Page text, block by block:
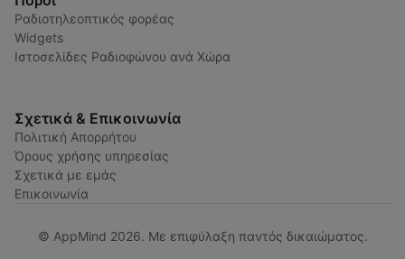
Ραδιοτηλεοπτικός φορέας
Widgets
Ιστοσελίδες Ραδιοφώνου ανά Χώρα
Σχετικά & Επικοινωνία
Πολιτική Απορρήτου
Όρους χρήσης υπηρεσίας
Σχετικά με εμάς
Επικοινωνία
© AppMind 2026. Με επιφύλαξη παντός δικαιώματος.